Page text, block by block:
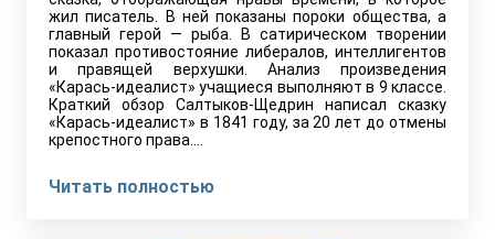
жил писатель. В ней показаны пороки общества, а
главный герой — рыба. В сатирическом творении
показал противостояние либералов, интеллигентов
и правящей верхушки. Анализ произведения
«Карась-идеалист» учащиеся выполняют в 9 классе.
Краткий обзор Салтыков-Щедрин написал сказку
«Карась-идеалист» в 1841 году, за 20 лет до отмены
крепостного права.…
Читать полностью